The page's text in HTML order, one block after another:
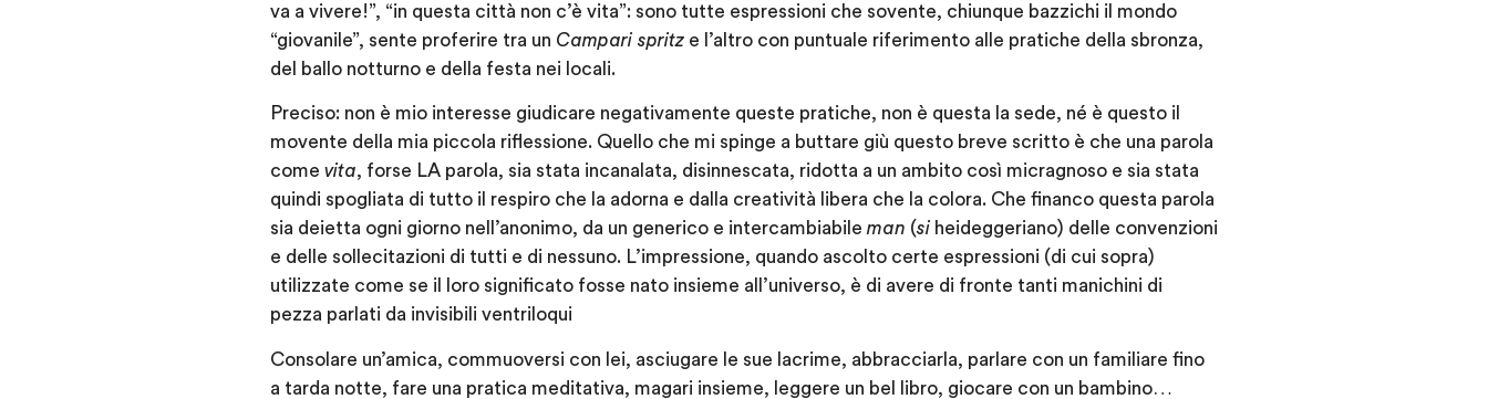
va a vivere!”, “in questa città non c’è vita”: sono tutte espressioni che sovente, chiunque bazzichi il mondo
“giovanile”, sente proferire tra un Campari spritz e l’altro con puntuale riferimento alle pratiche della sbronza,
del ballo notturno e della festa nei locali.
Preciso: non è mio interesse giudicare negativamente queste pratiche, non è questa la sede, né è questo il
movente della mia piccola riflessione. Quello che mi spinge a buttare giù questo breve scritto è che una parola
come vita, forse LA parola, sia stata incanalata, disinnescata, ridotta a un ambito così micragnoso e sia stata
quindi spogliata di tutto il respiro che la adorna e dalla creatività libera che la colora. Che financo questa parola
sia deietta ogni giorno nell’anonimo, da un generico e intercambiabile man (si heideggeriano) delle convenzioni
e delle sollecitazioni di tutti e di nessuno. L’impressione, quando ascolto certe espressioni (di cui sopra)
utilizzate come se il loro significato fosse nato insieme all’universo, è di avere di fronte tanti manichini di
pezza parlati da invisibili ventriloqui
Consolare un’amica, commuoversi con lei, asciugare le sue lacrime, abbracciarla, parlare con un familiare fino
a tarda notte, fare una pratica meditativa, magari insieme, leggere un bel libro, giocare con un bambino…